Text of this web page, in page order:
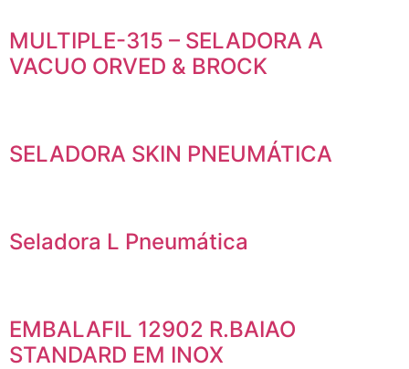
MULTIPLE-315 – SELADORA A
VACUO ORVED & BROCK
SELADORA SKIN PNEUMÁTICA
Seladora L Pneumática
EMBALAFIL 12902 R.BAIAO
STANDARD EM INOX